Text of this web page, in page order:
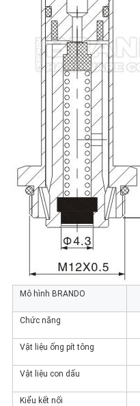
Mô hình BRANDO
Chức năng
Vật liệu ống pít tông
Vật liệu con dấu
Kiểu kết nối